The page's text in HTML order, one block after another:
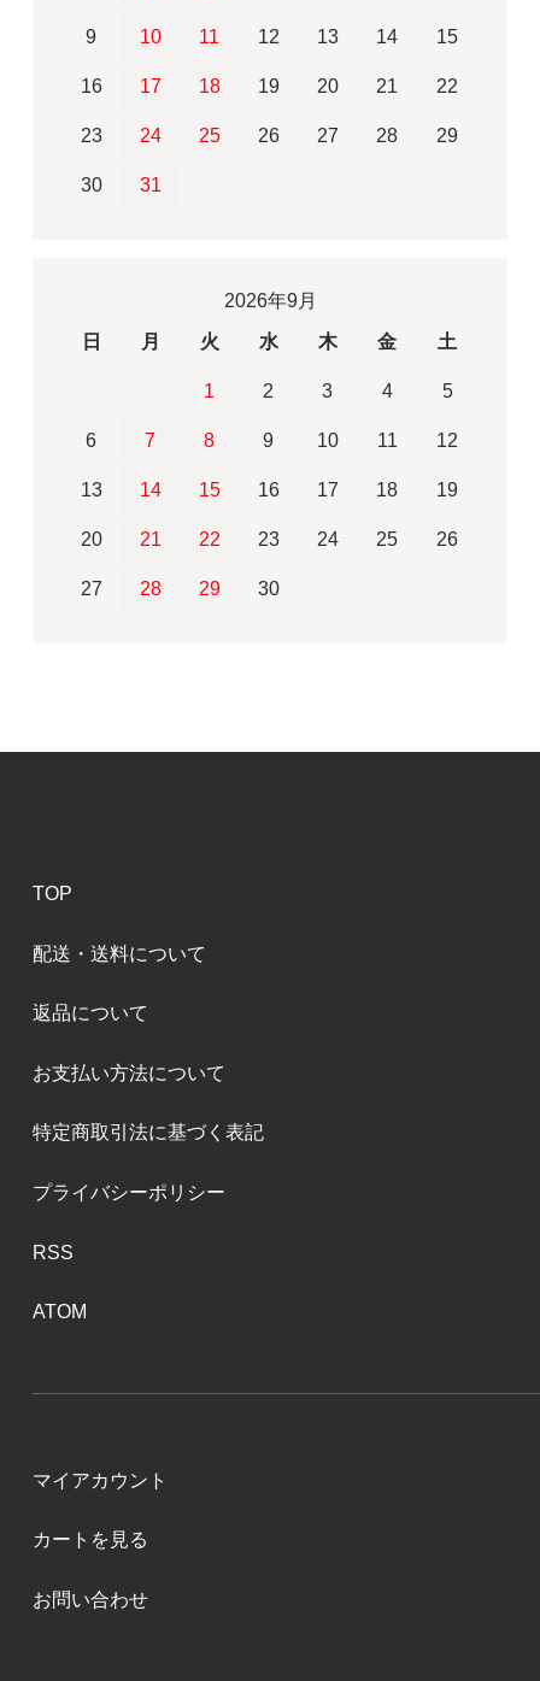
9 10 11 12 13 14 15
16 17 18 19 20 21 22
23 24 25 26 27 28 29
30 31
2026年9月
日
月 火 水 木 金 土
1 2 3 4 5
6 7 8 9 10 11 12
13 14 15 16 17 18 19
20 21 22 23 24 25 26
27 28 29 30
TOP
配送・送料について
返品について
お支払い方法について
特定商取引法に基づく表記
プライバシーポリシー
RSS
ATOM
マイアカウント
カートを見る
お問い合わせ